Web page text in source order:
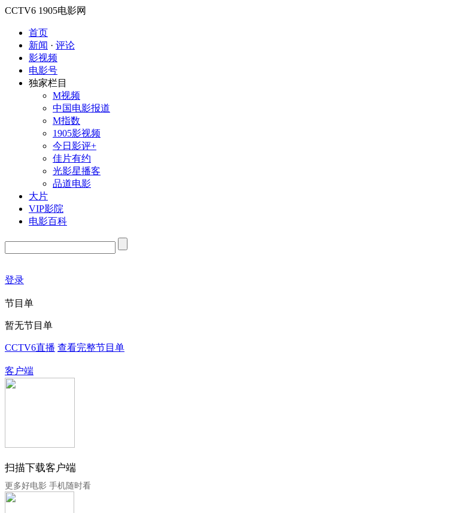
CCTV6 1905电影网
首页
新闻 · 评论
影视频
电影号
独家栏目
M视频
中国电影报道
M指数
1905影视频
今日影评+
佳片有约
光影星播客
品道电影
大片
VIP影院
电影百科
登录
节目单
暂无节目单
CCTV6直播 查看完整节目单
客户端
扫描下载客户端
更多好电影 手机随时看